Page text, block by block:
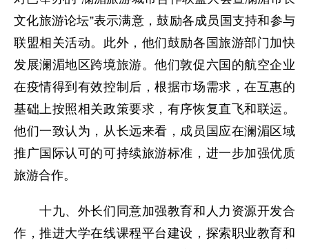
文化旅游论坛”表示满意，鼓励各成员国支持和参与
联盟相关活动。此外，他们鼓励各国旅游部门加快
发展澜湄地区跨境旅游。他们敦促六国的航空企业
在疫情得到有效控制后，根据市场需求，在互惠的
基础上按照相关政策要求，有序恢复直飞和联运。
他们一致认为，从长远来看，成员国应在澜湄区域
推广国际认可的可持续旅游标准，进一步加强优质
旅游合作。
十九、外长们同意加强教育和人力资源开发合
作，推进大学在线课程平台建设，探索职业教育和